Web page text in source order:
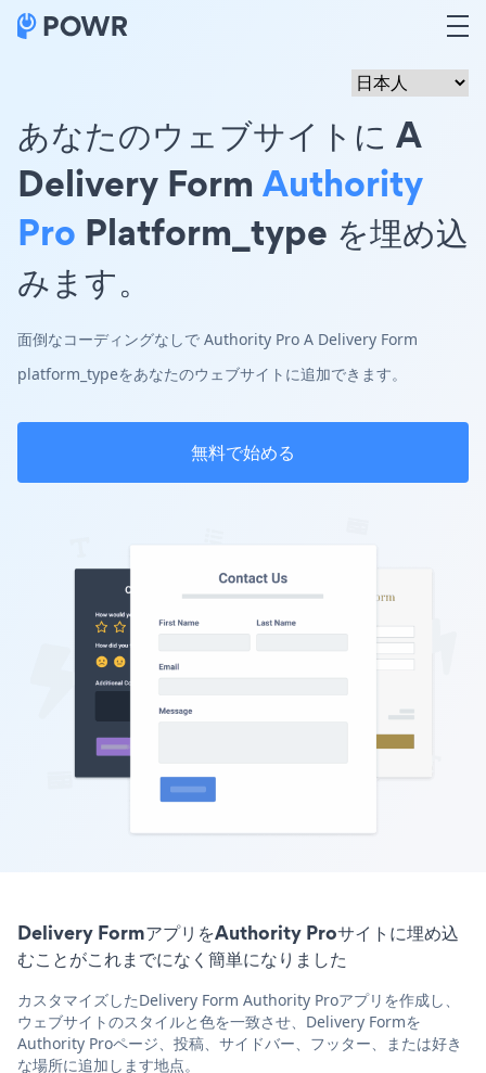
あなたのウェブサイトに A
Delivery Form Authority
Pro Platform_type を埋め込
みます。
面倒なコーディングなしで Authority Pro A Delivery Form
platform_typeをあなたのウェブサイトに追加できます。
無料で始める
Delivery FormアプリをAuthority Proサイトに埋め込
むことがこれまでになく簡単になりました
カスタマイズしたDelivery Form Authority Proアプリを作成し、
ウェブサイトのスタイルと色を一致させ、Delivery Formを
Authority Proページ、投稿、サイドバー、フッター、または好き
な場所に追加します地点。